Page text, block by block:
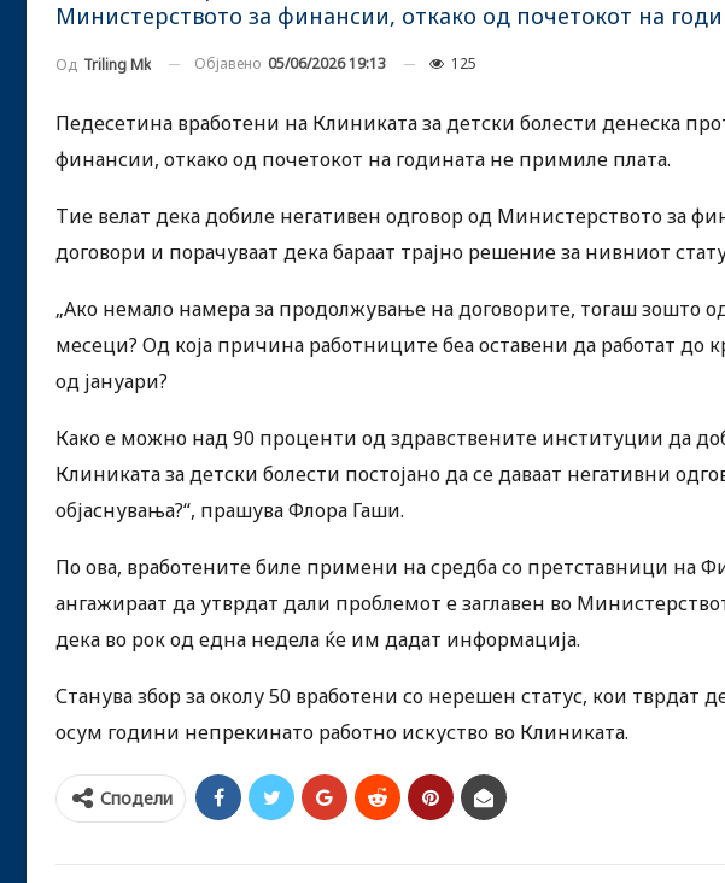
Министерството за финансии, откако од почетокот на
Од Triling Mk Објавено 05/06/2026 19:13 125
Педесетина вработени на Клиниката за детски болести денеска
финансии, откако од почетокот на годината не примиле плата.
Тие велат дека добиле негативен одговор од Министерството за
договори и порачуваат дека бараат трајно решение за нивниот
„Ако немало намера за продолжување на договорите, тогаш зошто
месеци? Од која причина работниците беа оставени да работат до
од јануари?
Како е можно над 90 проценти од здравствените институции да
Клиниката за детски болести постојано да се даваат негативни
објаснувања?“, прашува Флора Гаши.
По ова, вработените биле примени на средба со претставници на
ангажираат да утврдат дали проблемот е заглавен во
дека во рок од една недела ќе им дадат информација.
Станува збор за околу 50 вработени со нерешен статус, кои тврдат
осум години непрекинато работно искуство во Клиниката.
Сподели